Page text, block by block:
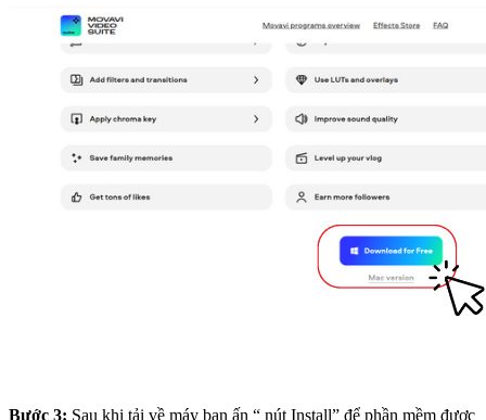
Bước 3: Sau khi tải về máy bạn ấn “ nút Install” để phần mềm được